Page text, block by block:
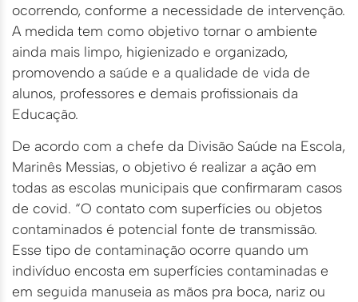
ocorrendo, conforme a necessidade de intervenção.
A medida tem como objetivo tornar o ambiente
ainda mais limpo, higienizado e organizado,
promovendo a saúde e a qualidade de vida de
alunos, professores e demais profissionais da
Educação.
De acordo com a chefe da Divisão Saúde na Escola,
Marinês Messias, o objetivo é realizar a ação em
todas as escolas municipais que confirmaram casos
de covid. “O contato com superfícies ou objetos
contaminados é potencial fonte de transmissão.
Esse tipo de contaminação ocorre quando um
indivíduo encosta em superfícies contaminadas e
em seguida manuseia as mãos pra boca, nariz ou